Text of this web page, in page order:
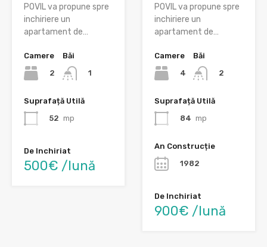
POVIL va propune spre
inchiriere un
apartament de…
Camere
2
Băi
1
Suprafață Utilă
52 mp
De Inchiriat
500€ /lună
POVIL va propune spre
inchiriere un
apartament de…
Camere
4
Băi
2
Suprafață Utilă
84 mp
An Construcție
1982
De Inchiriat
900€ /lună